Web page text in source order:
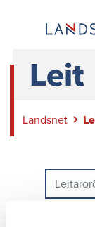
Gæðamál
Fjármál
Áhættustjórnun
Uppgjör
Viðskipti
Leit
Landsnet